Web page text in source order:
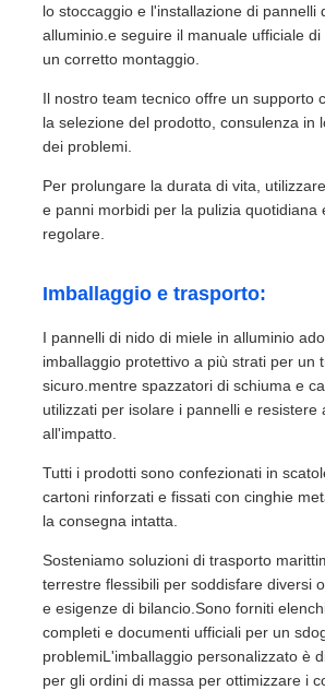
lo stoccaggio e l'installazione di pannelli
alluminio.e seguire il manuale ufficiale
un corretto montaggio.
Il nostro team tecnico offre un supporto
la selezione del prodotto, consulenza in
dei problemi.
Per prolungare la durata di vita,
e panni morbidi per la pulizia quotidiana
regolare.
Imballaggio e trasporto:
I pannelli di nido di miele in alluminio
imballaggio protettivo a più strati per un
sicuro.mentre spazzatori di schiuma e
utilizzati per isolare i pannelli e resistere
all'impatto.
Tutti i prodotti sono confezionati in
cartoni rinforzati e fissati con cinghie
la consegna intatta.
Sosteniamo soluzioni di trasporto
terrestre flessibili per soddisfare diversi
e esigenze di bilancio.Sono forniti
completi e documenti ufficiali per un
problemiL'imballaggio personalizzato è
per gli ordini di massa per ottimizzare i